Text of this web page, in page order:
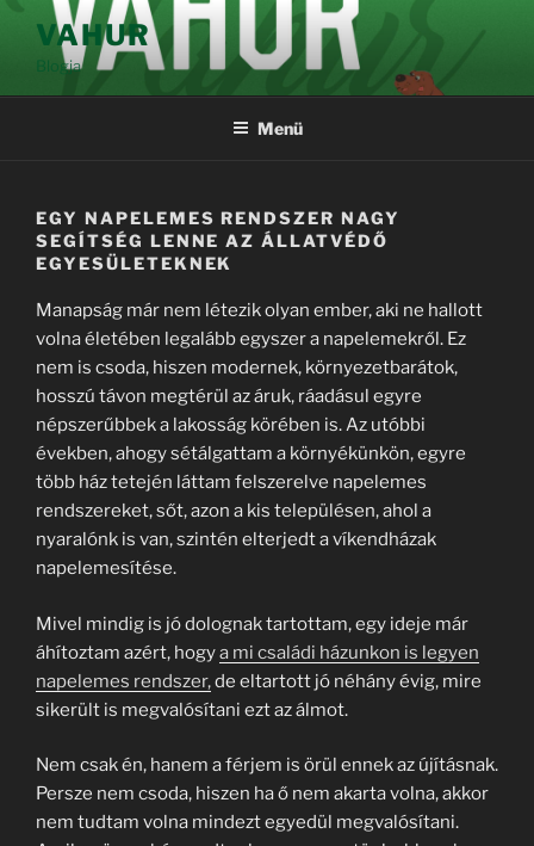
Tartalomhoz
VAHUR
Blogja
Menü
EGY NAPELEMES RENDSZER NAGY
SEGÍTSÉG LENNE AZ ÁLLATVÉDŐ
EGYESÜLETEKNEK
Manapság már nem létezik olyan ember, aki ne hallott
volna életében legalább egyszer a napelemekről. Ez
nem is csoda, hiszen modernek, környezetbarátok,
hosszú távon megtérül az áruk, ráadásul egyre
népszerűbbek a lakosság körében is. Az utóbbi
években, ahogy sétálgattam a környékünkön, egyre
több ház tetején láttam felszerelve napelemes
rendszereket, sőt, azon a kis településen, ahol a
nyaralónk is van, szintén elterjedt a víkendházak
napelemesítése.
Mivel mindig is jó dolognak tartottam, egy ideje már
áhítoztam azért, hogya mi családi házunkon is legyen
napelemes rendszer,de eltartott jó néhány évig, mire
sikerült is megvalósítani ezt az álmot.
Nem csak én, hanem a férjem is örül ennek az újításnak.
Persze nem csoda, hiszen ha ő nem akarta volna, akkor
nem tudtam volna mindezt egyedül megvalósítani.